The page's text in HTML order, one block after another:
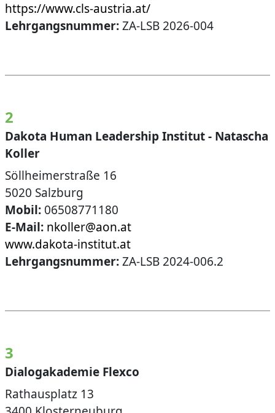
https://www.cls-austria.at/
Lehrgangsnummer:ZA-LSB 2026-004
2
Dakota Human Leadership Institut - Natascha
Koller
Söllheimerstraße 16
5020 Salzburg
Mobil: 06508771180
E-Mail: nkoller@aon.at
www.dakota-institut.at
Lehrgangsnummer:ZA-LSB 2024-006.2
3
Dialogakademie Flexco
Rathausplatz 13